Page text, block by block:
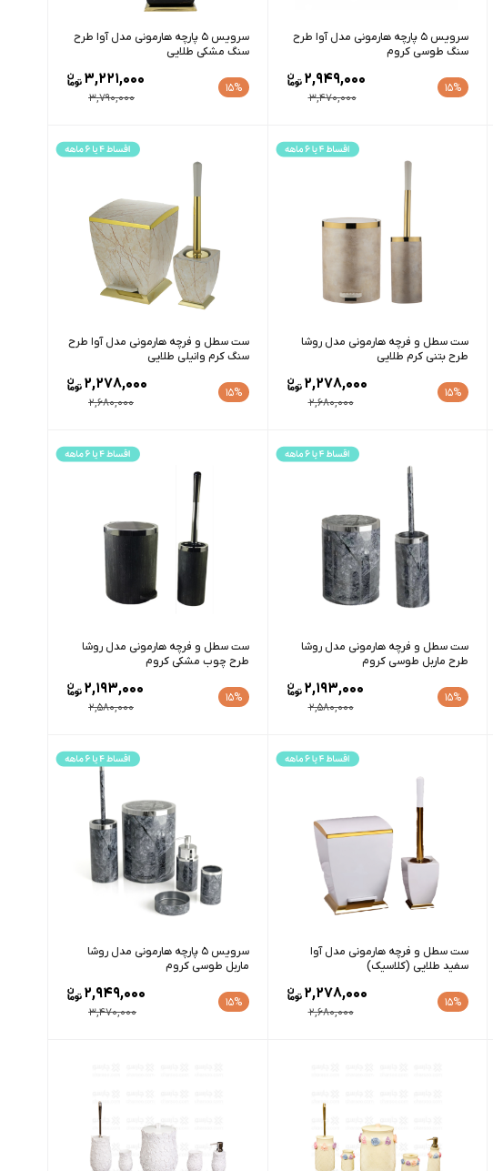
سرویس 5 پارچه هارمونی مدل آوا طرح
سنگ طوسی کروم
15%
3,470,000
2,949,000
سرویس 5 پارچه هارمونی مدل آوا طرح
سنگ مشکی طلایی
15%
3,790,000
3,221,000
ست سطل و فرچه هارمونی مدل روشا
طرح بتنی کرم طلایی
15%
2,680,000
2,278,000
ست سطل و فرچه هارمونی مدل آوا طرح
سنگ کرم وانیلی طلایی
15%
2,680,000
2,278,000
ست سطل و فرچه هارمونی مدل روشا
طرح ماربل طوسی کروم
15%
2,580,000
2,193,000
ست سطل و فرچه هارمونی مدل روشا
طرح چوب مشکی کروم
15%
2,580,000
2,193,000
ست سطل و فرچه هارمونی مدل آوا
سفید طلایی (کلاسیک)
15%
2,680,000
2,278,000
سرویس 5 پارچه هارمونی مدل روشا
ماربل طوسی کروم
15%
3,470,000
2,949,000